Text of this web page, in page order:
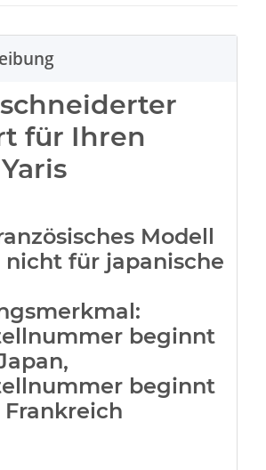
für Ihren
Modell
nicht für japanische
beginnt
beginnt